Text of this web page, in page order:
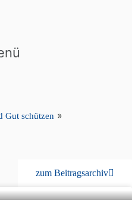
Gut schützen »
zum Beitragsarchiv